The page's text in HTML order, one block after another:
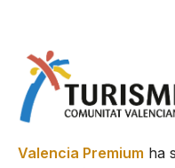
Valencia Premium ha